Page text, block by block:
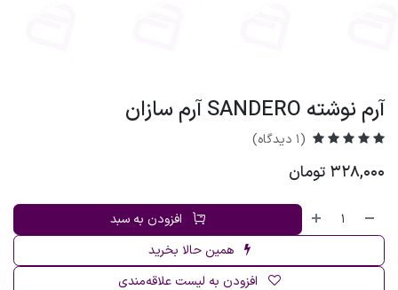
آرم نوشته SANDERO آرم سازان
(1 دیدگاه)
328,000 تومان
افزودن به سبد
همین حالا بخرید
افزودن به لیست علاقه‌مندی